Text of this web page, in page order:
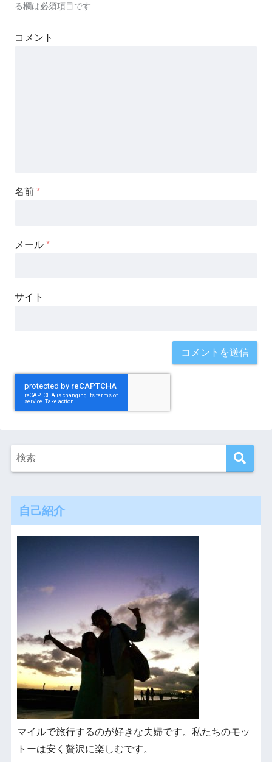
る欄は必須項目です
コメント
名前 *
メール *
サイト
自己紹介
マイルで旅行するのが好きな夫婦です。私たちのモッ
トーは安く贅沢に楽しむです。